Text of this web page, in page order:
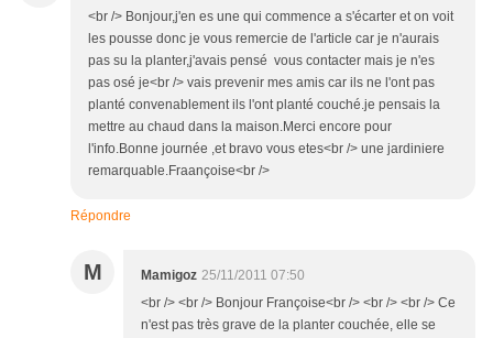
<br /> Bonjour,j'en es une qui commence a s'écarter et on voit
les pousse donc je vous remercie de l'article car je n'aurais
pas su la planter,j'avais pensé vous contacter mais je n'es
pas osé je<br /> vais prevenir mes amis car ils ne l'ont pas
planté convenablement ils l'ont planté couché.je pensais la
mettre au chaud dans la maison.Merci encore pour
l'info.Bonne journée ,et bravo vous etes<br /> une jardiniere
remarquable.Fraançoise<br />
Répondre
M Mamigoz 25/11/2011 07:50
<br /> <br /> Bonjour Françoise<br /> <br /> <br /> Ce
n'est pas très grave de la planter couchée, elle se